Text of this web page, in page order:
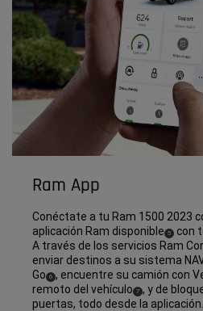
Ram App
Conéctate a tu Ram 1500 2023
aplicación Ram disponible (
Disclosure
5)
con
A través de los servicios Ram
enviar destinos a su sistema
Go (
Disclosure
6) , encuentre su camión con
remoto del vehículo (
Disclosure
7) , y de
puertas, todo desde la aplicación.